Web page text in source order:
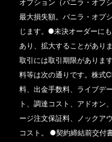
オプション（バニラ・オプ
最大損失額。バニラ・オプ
じます。●未決オーダーに
あり、拡大することがあり
取引には取引期限がありま
料等は次の通りです。株式
料、出金手数料、ライブデ
ト、調達コスト、アドオン
ージ注文保証料、ノックア
コスト。 ●契約締結前交付